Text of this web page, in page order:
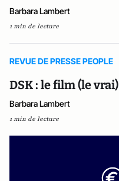
Barbara Lambert
1 min de lecture
REVUE DE PRESSE PEOPLE
DSK : le film (le vrai)
Barbara Lambert
1 min de lecture